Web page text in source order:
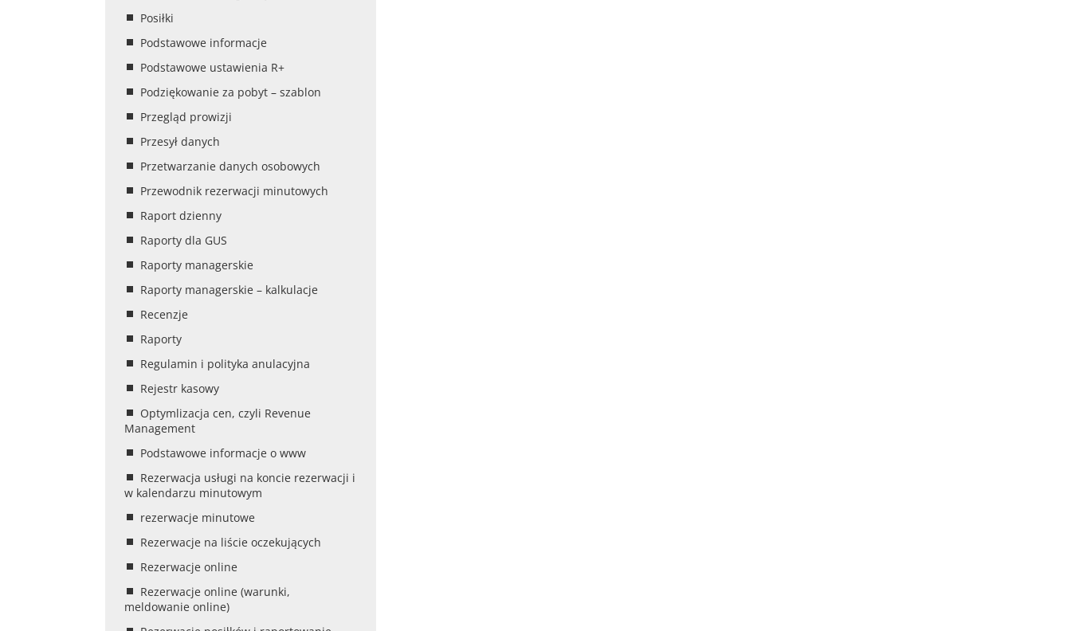
Posiłki
Podstawowe informacje
Podstawowe ustawienia R+
Podziękowanie za pobyt – szablon
Przegląd prowizji
Przesył danych
Przetwarzanie danych osobowych
Przewodnik rezerwacji minutowych
Raport dzienny
Raporty dla GUS
Raporty managerskie
Raporty managerskie – kalkulacje
Recenzje
Raporty
Regulamin i polityka anulacyjna
Rejestr kasowy
Optymlizacja cen, czyli Revenue
Management
Podstawowe informacje o www
Rezerwacja usługi na koncie rezerwacji i
w kalendarzu minutowym
rezerwacje minutowe
Rezerwacje na liście oczekujących
Rezerwacje online
Rezerwacje online (warunki,
meldowanie online)